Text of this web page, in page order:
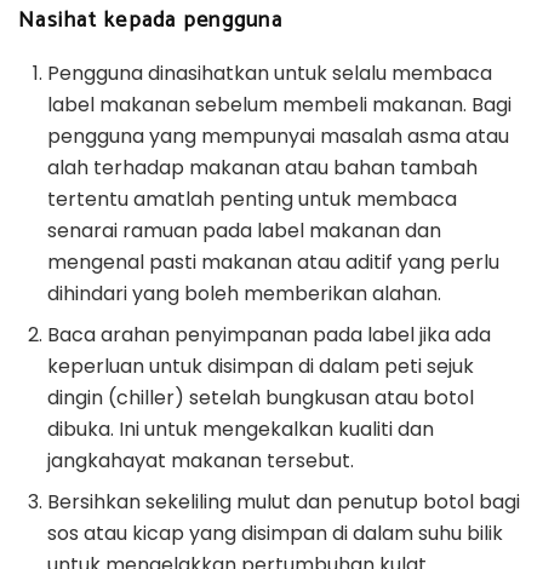
Nasihat kepada pengguna
Pengguna dinasihatkan untuk selalu membaca
label makanan sebelum membeli makanan. Bagi
pengguna yang mempunyai masalah asma atau
alah terhadap makanan atau bahan tambah
tertentu amatlah penting untuk membaca
senarai ramuan pada label makanan dan
mengenal pasti makanan atau aditif yang perlu
dihindari yang boleh memberikan alahan.
Baca arahan penyimpanan pada label jika ada
keperluan untuk disimpan di dalam peti sejuk
dingin (chiller) setelah bungkusan atau botol
dibuka. Ini untuk mengekalkan kualiti dan
jangkahayat makanan tersebut.
Bersihkan sekeliling mulut dan penutup botol bagi
sos atau kicap yang disimpan di dalam suhu bilik